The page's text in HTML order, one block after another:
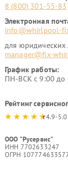
8 (800) 301-55-83
Электронная
info@whirlpool-
для юридических
manager@fix-
График работы:
ПН-ВСК с 9:00 до
Рейтинг
4.9-5.0
ООО "Русервис"
ИНН 7702633247
ОГРН